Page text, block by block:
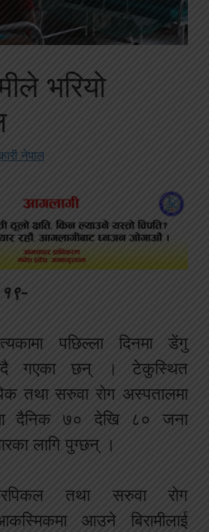
भरियो
नेपाल
१९-
पछिल्ला दिनमा डेंगु
गएका छन् । टेकुस्थित
तथा सरुवा रोग अस्पतालमा
दैनिक ७० देखि ८० जना
लागि पुग्छन् ।
तथा सरुवा रोग
आउने बिरामीलाई